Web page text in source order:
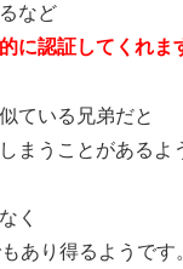
など
に認証してくれま
ている兄弟だと
まうことがあるよ
く
あり得るようです